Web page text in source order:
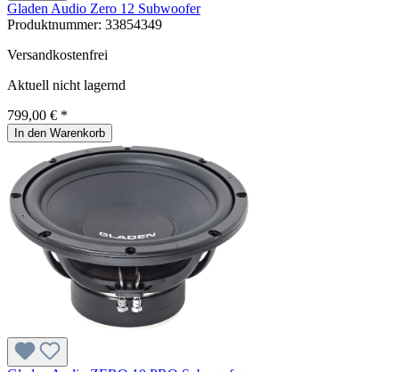
Gladen Audio Zero 12 Subwoofer
Produktnummer: 33854349
Versandkostenfrei
Aktuell nicht lagernd
799,00 € *
In den Warenkorb